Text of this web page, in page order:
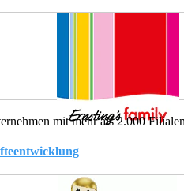
mit mehr als 2.000